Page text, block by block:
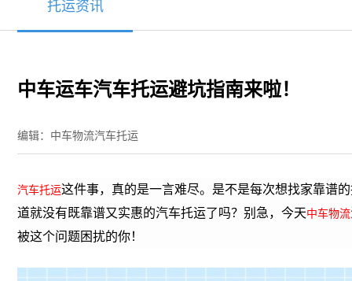
托运资讯
中车运车汽车托运避坑指南来啦！
编辑：中车物流汽车托运
汽车托运这件事，真的是一言难尽。是不是每次想找家靠谱
道就没有既靠谱又实惠的汽车托运了吗？别急，今天中车物流
被这个问题困扰的你！